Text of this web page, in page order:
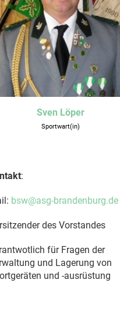
Sven Löper
Sportwart(in)
:
bsw@asg-brandenburg.de
des Vorstandes
für Fragen der
und Lagerung von
und -ausrüstung